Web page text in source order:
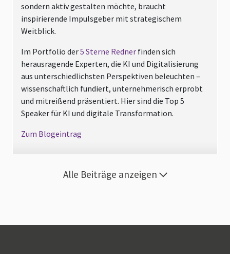
sondern aktiv gestalten möchte, braucht
inspirierende Impulsgeber mit strategischem
Weitblick.
Im Portfolio der5 Sterne Redner finden sich
herausragende Experten, die KI und Digitalisierung
aus unterschiedlichsten Perspektiven beleuchten –
wissenschaftlich fundiert, unternehmerisch erprobt
und mitreißend präsentiert. Hier sind die Top 5
Speaker für KI und digitale Transformation.
Zum Blogeintrag
Alle Beiträge anzeigen